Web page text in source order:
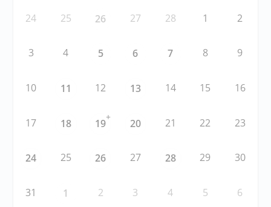
24 25 26 27 28 1 2
3 4 5 6 7 8 9
10 11 12 13 14 15 16
17 18 19
+
20 21 22 23
24 25 26 27 28 29 30
31 1 2 3 4 5 6